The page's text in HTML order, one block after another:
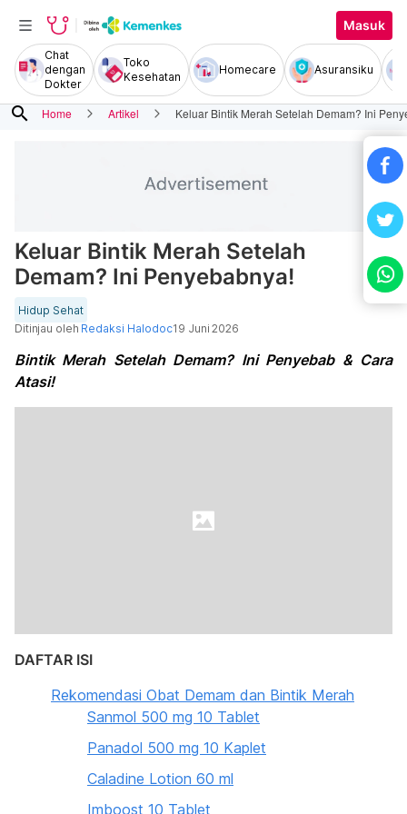
Masuk
Chat
dengan
Dokter
Toko
Kesehatan
Homecare Asuransiku
search Home Artikel Keluar Bintik Merah Setelah Demam? Ini
Keluar Bintik Merah Setelah
Demam? Ini Penyebabnya!
Hidup Sehat
Ditinjau oleh Redaksi Halodoc19 Juni 2026
Bintik Merah Setelah Demam? Ini Penyebab & Cara
Atasi!
DAFTAR ISI
Rekomendasi Obat Demam dan Bintik Merah
Sanmol 500 mg 10 Tablet
Panadol 500 mg 10 Kaplet
Caladine Lotion 60 ml
Imboost 10 Tablet